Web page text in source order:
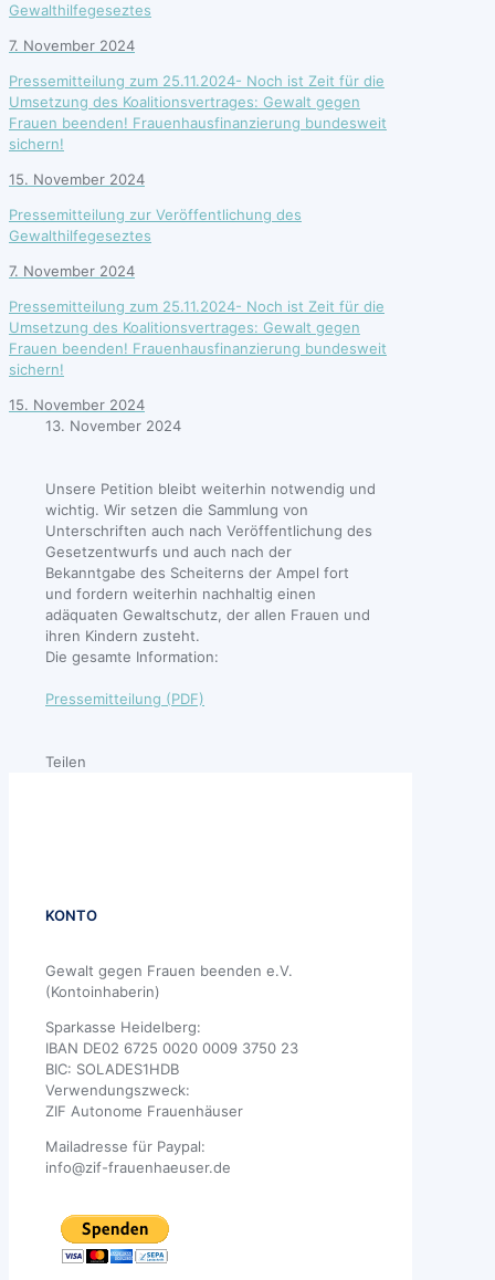
Gewalthilfegeseztes
7. November 2024
Pressemitteilung zum 25.11.2024- Noch ist Zeit für die
Umsetzung des Koalitionsvertrages: Gewalt gegen
Frauen beenden! Frauenhausfinanzierung bundesweit
sichern!
15. November 2024
Pressemitteilung zur Veröffentlichung des
Gewalthilfegeseztes
7. November 2024
Pressemitteilung zum 25.11.2024- Noch ist Zeit für die
Umsetzung des Koalitionsvertrages: Gewalt gegen
Frauen beenden! Frauenhausfinanzierung bundesweit
sichern!
15. November 2024
13. November 2024
Unsere Petition bleibt weiterhin notwendig und
wichtig. Wir setzen die Sammlung von
Unterschriften auch nach Veröffentlichung des
Gesetzentwurfs und auch nach der
Bekanntgabe des Scheiterns der Ampel fort
und fordern weiterhin nachhaltig einen
adäquaten Gewaltschutz, der allen Frauen und
ihren Kindern zusteht.
Die gesamte Information:
Pressemitteilung (PDF)
Teilen
KONTO
Gewalt gegen Frauen beenden e.V.
(Kontoinhaberin)
Sparkasse Heidelberg:
IBAN DE02 6725 0020 0009 3750 23
BIC: SOLADES1HDB
Verwendungszweck:
ZIF Autonome Frauenhäuser
Mailadresse für Paypal:
info@zif-frauenhaeuser.de